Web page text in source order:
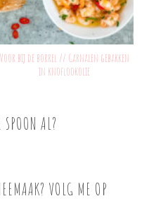
Voor bij de borrel // Garnalen gebakken
in knoflookolie
AL?
VOLG ME OP